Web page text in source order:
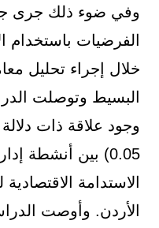
وفي ضوء ذلك جرى جمع
الفرضيات باستخدام
خلال إجراء تحليل
البسيط وتوصلت
0.05) بين أنشطة
الاستدامة
الأردن. وأوصت